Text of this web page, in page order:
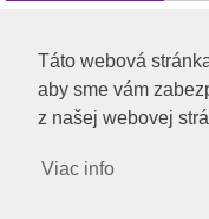
Táto webová
aby sme vám
z našej webovej
Viac info
Feed záznamov
RSS feed komentárov
WordPress.org